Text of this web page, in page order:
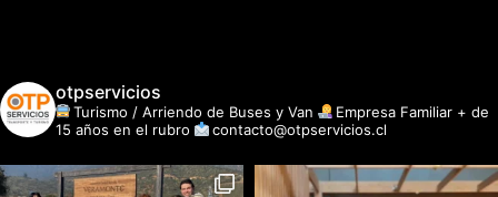
otpservicios
Turismo / Arriendo de Buses y Van
Empresa Familiar + de
15 años en el rubro
contacto@otpservicios.cl